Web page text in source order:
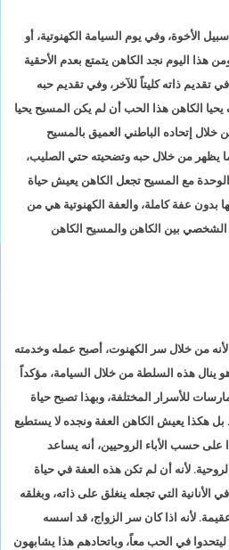
الأخوة، وفي يوم السيامة الكهنوتية، أو
هذا اليوم نجد الكاهن يتمتع بعدم الأحقية
ذاته كليتاً للآخر، وفي تقديم حبه
يحيا الكاهن هذا الحب أن لم يكن المسيح يحيا
إتحاده الباطني العميق بالمسيح
يظهر من خلال حبه وتضحيته حتي الصليب،
مع المسيح تجعل الكاهن يعيش حياة
عفة كاملة، والعفة الكهنوتية هي من
الشخصي بين الكاهن والمسيح الكاهن
من خلال سر الكهنوت، أصبح عمله وخدمته
ينال هذه السلطة من خلال السيامة، مؤكداً
للأسرار المختلفة، وبهذا تصبح حياة
بل هكذا يعيش الكاهن العفة ونجده لا يستطيع
حسب الأباء الروحيين، أنه يساعد
لأنه أن لم تكن هذه العفة في حياة
الأنانية التي تجعله ينغلق على ذاته، وبغلقه
لأنه اذا كان سر الزواج، قد اسسه
في الحب معاً، وباتحادهم هذا يشابهون